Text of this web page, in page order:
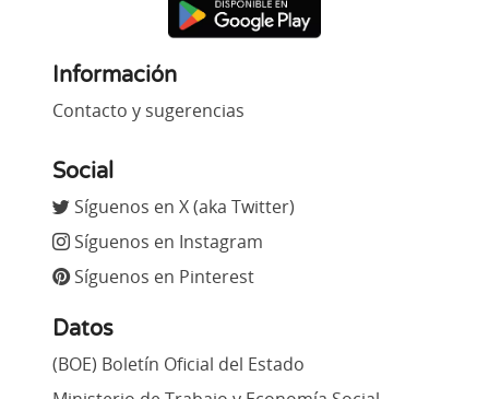
Información
Contacto y sugerencias
Social
Síguenos en X (aka Twitter)
Síguenos en Instagram
Síguenos en Pinterest
Datos
(BOE) Boletín Oficial del Estado